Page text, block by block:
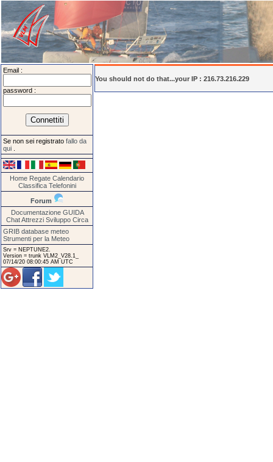
Email :
password :
Se non sei registrato fallo da
qui
Home Regate Calendario
Classifica Telefonini
Forum
Documentazione GUIDA
Chat Attrezzi Sviluppo Circa
GRIB database meteo
Strumenti per la Meteo
Srv = NEPTUNE2.
Version = trunk VLM2_V28.1_
07/14/20 08:00:45 AM UTC
You should not do that...your IP : 216.73.216.229